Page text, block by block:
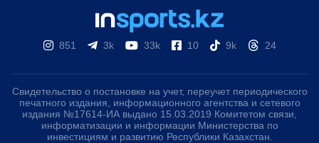
851 3k 33k 10 9k 24
Свидетельство о постановке на учет, переучет периодического
печатного издания, информационного агентства и сетевого
издания №17614-ИА выдано 15.03.2019 Комитетом связи,
информатизации и информации Министерства по
инвестициям и развитию Республики Казахстан.